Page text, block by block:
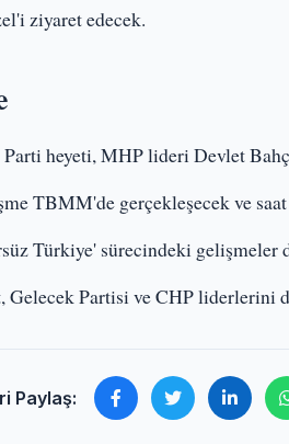
ziyaret edecek.
heyeti, MHP lideri Devlet
TBMM'de gerçekleşecek ve
Türkiye' sürecindeki gelişmeler
Gelecek Partisi ve CHP liderlerini
Paylaş: